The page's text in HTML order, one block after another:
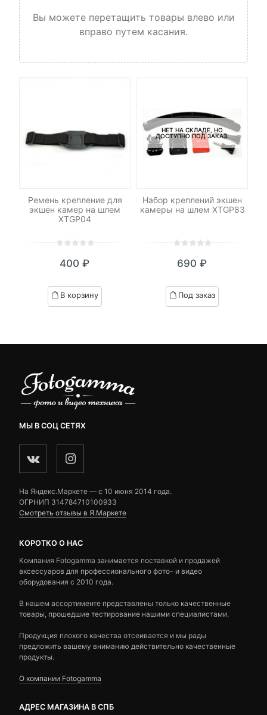
Вы можете перетащить товары влево или
вправо путем касания.
Ремень крепление для
экшен камер на шлем
XTGP04
out
based
on
400 ₽
В корзину
НЕТ НА СКЛАДЕ, НО
ДОСТУПНО ПОД ЗАКАЗ.
Набор креплений экшен
камеры на шлем XTGP83
out
based
on
690 ₽
Под заказ
МЫ В СОЦ СЕТЯХ
На Яндекс.Маркете — c 10 июня 2014 года.
ОГРНИП 314784710100933
Смотреть отзывы в Я.Маркете
КОРОТКО О НАС
Компания Fotogamma занимается поставкой и продажей
аксессуаров для профессионального фото- и видео
оборудования с 2010 года.
В нашем ассортименте представлены только качественные
товары, прошедшие тестирование нашими специалистами.
Продукция плохого качества отсеивается и мы рады
предложить вашему вниманию действительно качественные
продукты.
О компании Fotogamma
АДРЕС МАГАЗИНА В СПБ